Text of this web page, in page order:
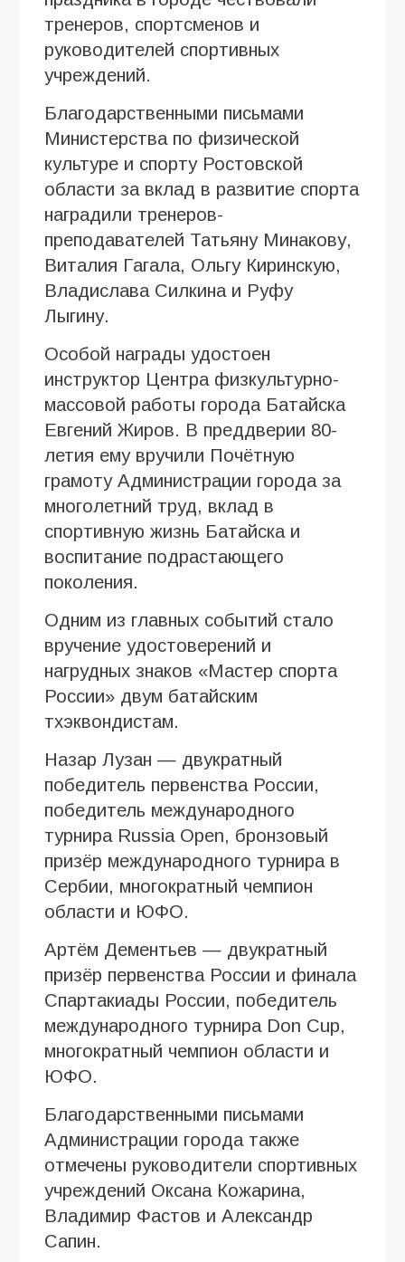
тренеров, спортсменов и
руководителей спортивных
учреждений.
Благодарственными письмами
Министерства по физической
культуре и спорту Ростовской
области за вклад в развитие спорта
наградили тренеров-
преподавателей Татьяну Минакову,
Виталия Гагала, Ольгу Киринскую,
Владислава Силкина и Руфу
Лыгину.
Особой награды удостоен
инструктор Центра физкультурно-
массовой работы города Батайска
Евгений Жиров. В преддверии 80-
летия ему вручили Почётную
грамоту Администрации города за
многолетний труд, вклад в
спортивную жизнь Батайска и
воспитание подрастающего
поколения.
Одним из главных событий стало
вручение удостоверений и
нагрудных знаков «Мастер спорта
России» двум батайским
тхэквондистам.
Назар Лузан — двукратный
победитель первенства России,
победитель международного
турнира Russia Open, бронзовый
призёр международного турнира в
Сербии, многократный чемпион
области и ЮФО.
Артём Дементьев — двукратный
призёр первенства России и финала
Спартакиады России, победитель
международного турнира Don Cup,
многократный чемпион области и
ЮФО.
Благодарственными письмами
Администрации города также
отмечены руководители спортивных
учреждений Оксана Кожарина,
Владимир Фастов и Александр
Сапин.